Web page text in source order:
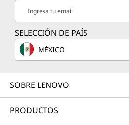
Ingresa tu email
SELECCIÓN DE PAÍS
MÉXICO
SOBRE LENOVO
PRODUCTOS